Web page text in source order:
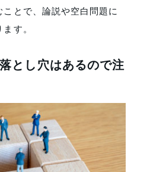
とで、論説や空白問題に
す。
とし穴はあるので注